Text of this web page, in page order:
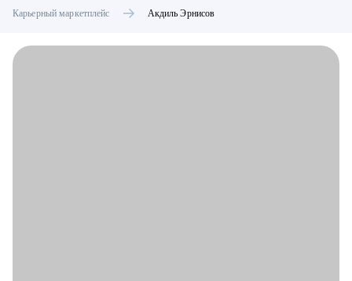
Карьерный маркетплейс Акдиль Эрнисов